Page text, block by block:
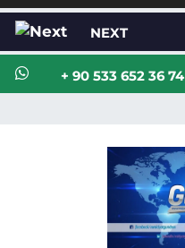
NEXT
+ 90 533 652 36 74